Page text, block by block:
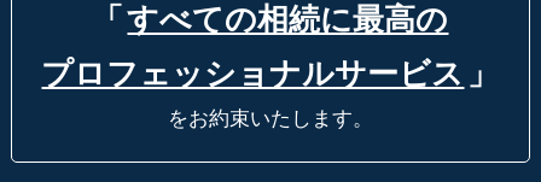
「 すべての相続に最高の
プロフェッショナルサービス 」
をお約束いたします。